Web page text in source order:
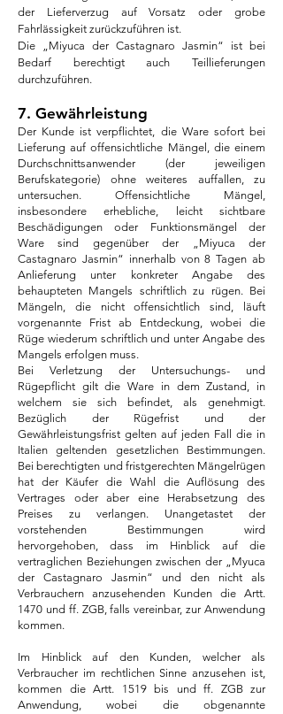
der Lieferverzug auf Vorsatz oder grobe
Fahrlässigkeit zurückzuführen ist.
Die „Miyuca der Castagnaro Jasmin“ ist bei
Bedarf berechtigt auch Teillieferungen
durchzuführen.
7. Gewährleistung
Der Kunde ist verpflichtet, die Ware sofort bei
Lieferung auf offensichtliche Mängel, die einem
Durchschnittsanwender (der jeweiligen
Berufskategorie) ohne weiteres auffallen, zu
untersuchen. Offensichtliche Mängel,
insbesondere erhebliche, leicht sichtbare
Beschädigungen oder Funktionsmängel der
Ware sind gegenüber der „Miyuca der
Castagnaro Jasmin“ innerhalb von 8 Tagen ab
Anlieferung unter konkreter Angabe des
behaupteten Mangels schriftlich zu rügen. Bei
Mängeln, die nicht offensichtlich sind, läuft
vorgenannte Frist ab Entdeckung, wobei die
Rüge wiederum schriftlich und unter Angabe des
Mangels erfolgen muss.
Bei Verletzung der Untersuchungs- und
Rügepflicht gilt die Ware in dem Zustand, in
welchem sie sich befindet, als genehmigt.
Bezüglich der Rügefrist und der
Gewährleistungsfrist gelten auf jeden Fall die in
Italien geltenden gesetzlichen Bestimmungen.
Bei berechtigten und fristgerechten Mängelrügen
hat der Käufer die Wahl die Auflösung des
Vertrages oder aber eine Herabsetzung des
Preises zu verlangen. Unangetastet der
vorstehenden Bestimmungen wird
hervorgehoben, dass im Hinblick auf die
vertraglichen Beziehungen zwischen der „Myuca
der Castagnaro Jasmin“ und den nicht als
Verbrauchern anzusehenden Kunden die Artt.
1470 und ff. ZGB, falls vereinbar, zur Anwendung
kommen.
Im Hinblick auf den Kunden, welcher als
Verbraucher im rechtlichen Sinne anzusehen ist,
kommen die Artt. 1519 bis und ff. ZGB zur
Anwendung, wobei die obgenannte